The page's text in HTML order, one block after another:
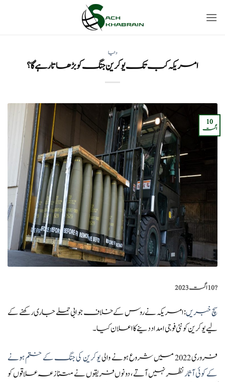
دنیا
امریکہ کب تک یوکرین جنگ کو بڑھاتا رہے گا؟
10
اگست
?️10 اگست 2023
سچ خبریں: امریکہ نے روس کے خلاف جوابی حملے جاری رکھنے کے
لیے یوکرین کو نئی فوجی امداد دینے کا اعلان کیا۔
فروری 2022 میں شروع ہونے والی
یوکرین کی جنگ کے ختم ہونے
کے کوئی آثارنظر نہیں آتے، دونوں فریقوں نے متنازعہ علاقوں کو